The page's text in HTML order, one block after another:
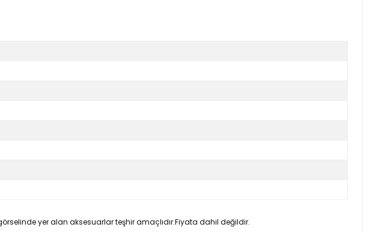
yer alan aksesuarlar teşhir amaçlıdır.Fiyata dahil değildir.